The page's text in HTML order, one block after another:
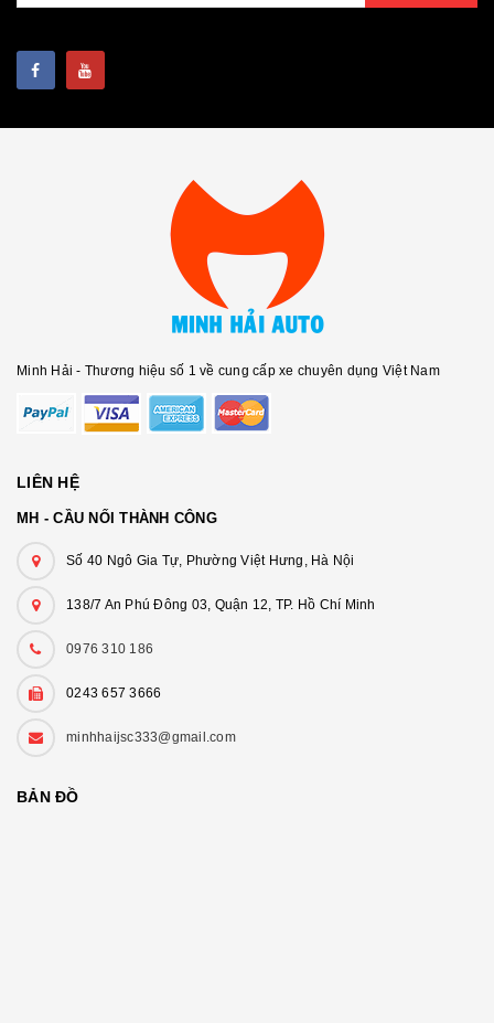
Minh Hải - Thương hiệu số 1 về cung cấp xe chuyên dụng Việt Nam
LIÊN HỆ
MH - CẦU NỐI THÀNH CÔNG
Số 40 Ngô Gia Tự, Phường Việt Hưng, Hà Nội
138/7 An Phú Đông 03, Quận 12, TP. Hồ Chí Minh
0976 310 186
0243 657 3666
minhhaijsc333@gmail.com
BẢN ĐỒ